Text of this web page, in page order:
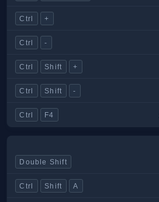
Ctrl +
Ctrl -
Ctrl Shift +
Ctrl Shift -
Ctrl F4
Double Shift
Ctrl Shift A